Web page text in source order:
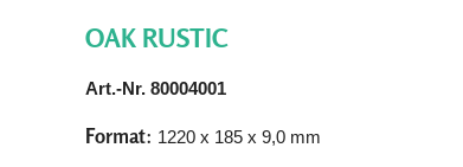
OAK RUSTIC
Art.-Nr. 80004001
Format: 1220 x 185 x 9,0 mm